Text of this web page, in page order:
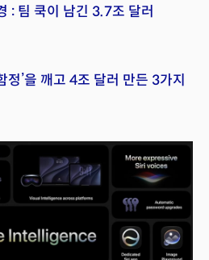
: 팀 쿡이 남긴 3.7조 달러
정’을 깨고 4조 달러 만든 3가지